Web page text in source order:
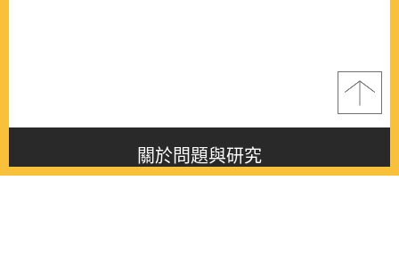
關於問題與研究
About this journal